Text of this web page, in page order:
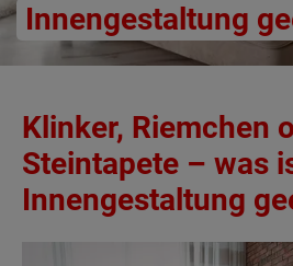
Innengestaltung
Klinker, Riemchen
Steintapete – was
Innengestaltung